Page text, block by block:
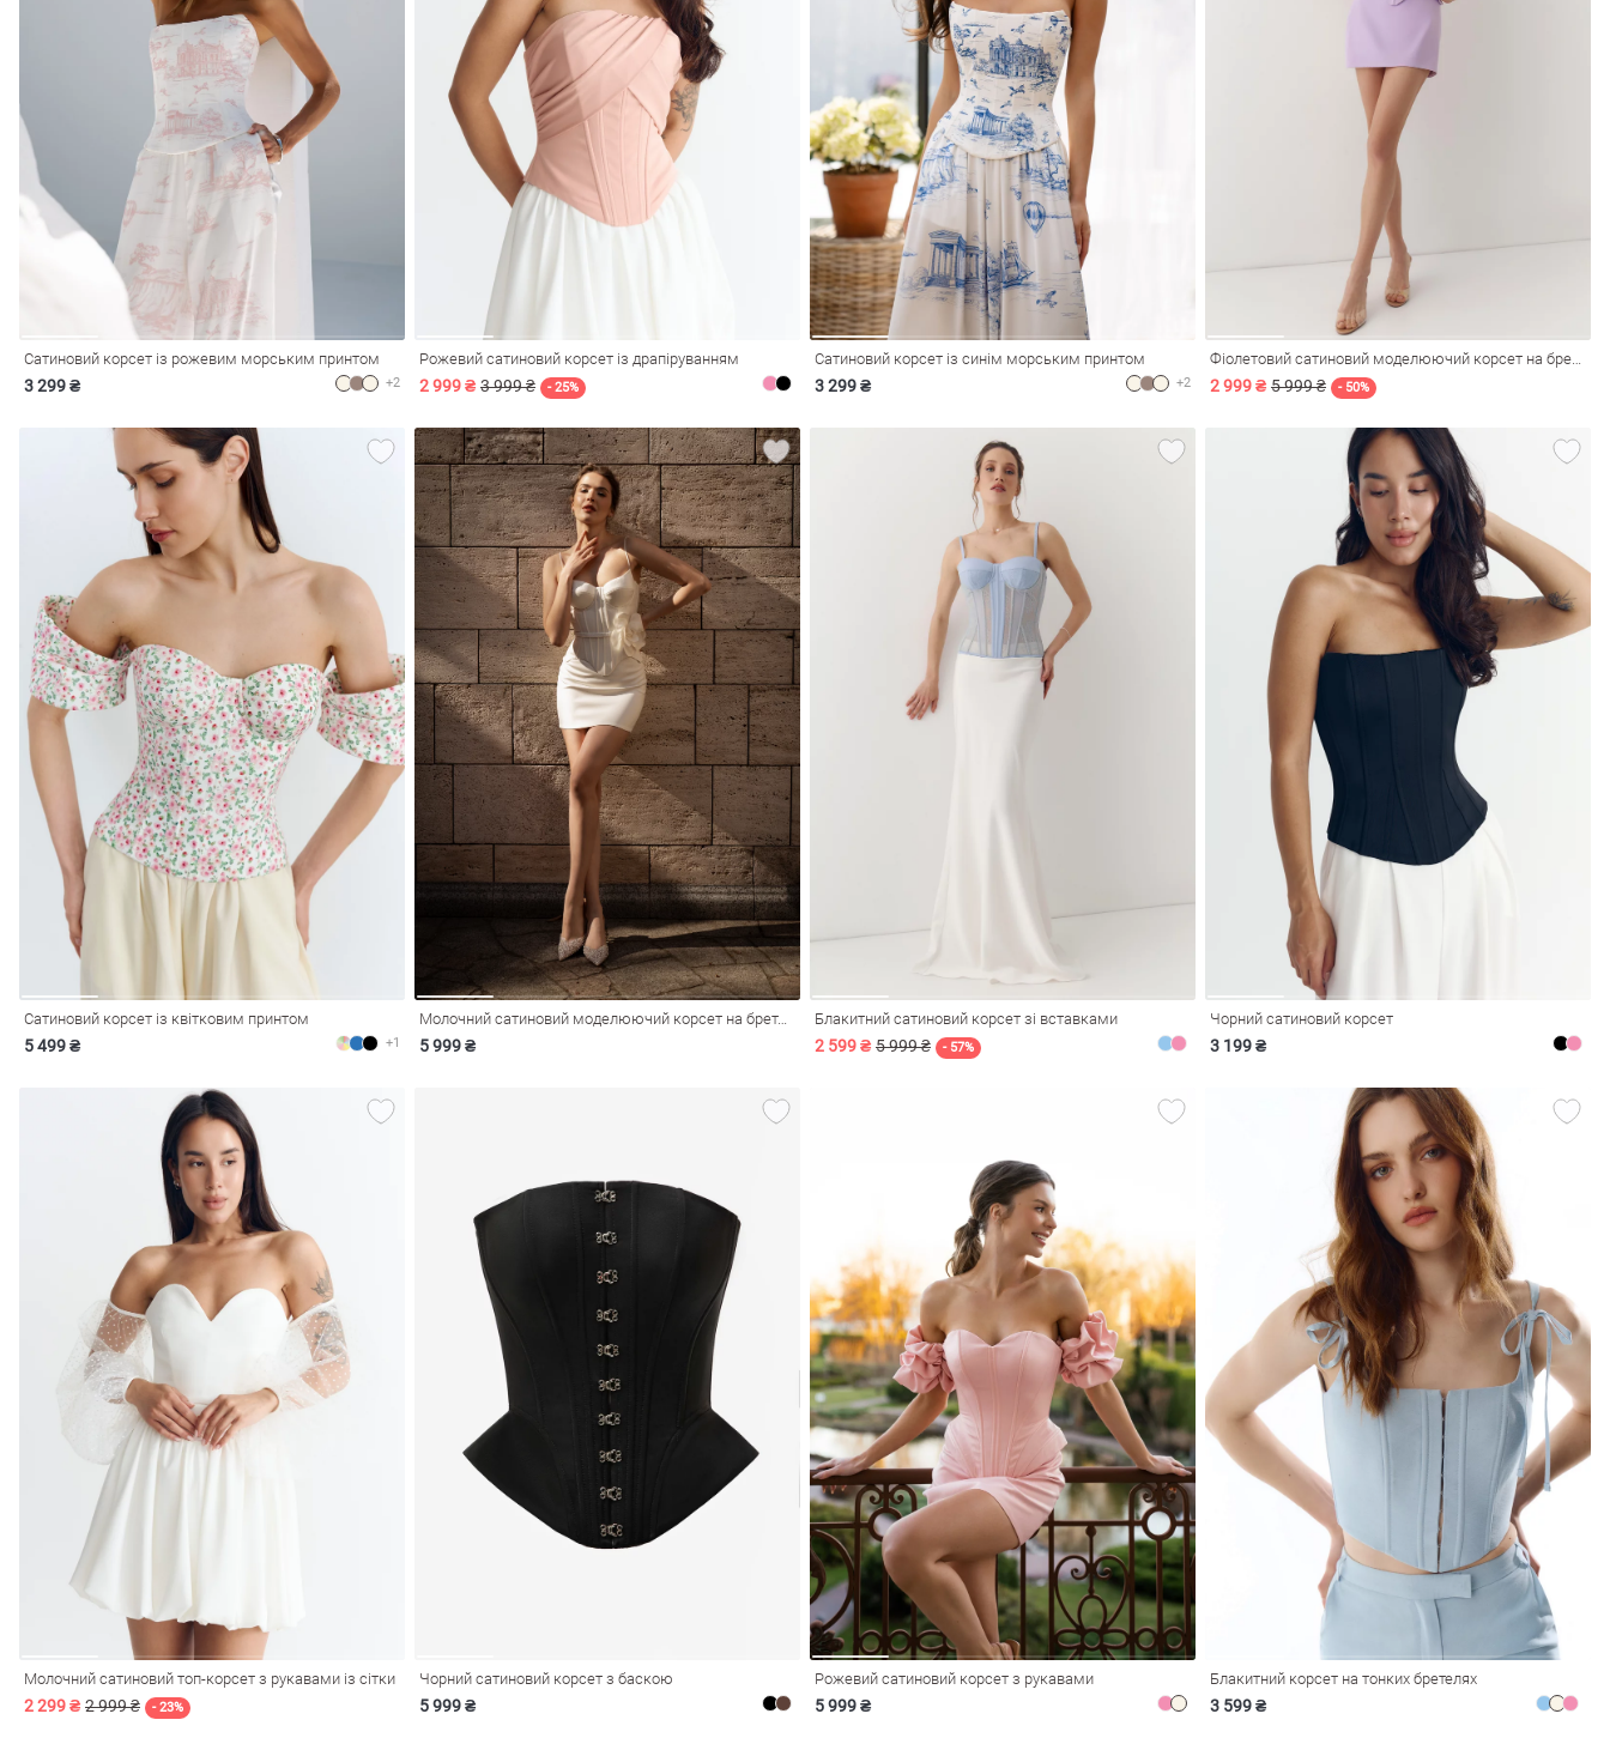
Косметика
Сатиновий корсет із рожевим морським принтом
3 299 ₴ +2
Рожевий сатиновий корсет із драпіруванням
2 999 ₴ 3 999 ₴ - 25%
Сатиновий корсет із синім морським принтом
3 299 ₴ +2
Фіолетовий сатиновий моделюючий корсет на бретелях
2 999 ₴ 5 999 ₴ - 50%
Сатиновий корсет із квітковим принтом
5 499 ₴ +1
Молочний сатиновий моделюючий корсет на бретелях
5 999 ₴
Блакитний сатиновий корсет зі вставками
2 599 ₴ 5 999 ₴ - 57%
Чорний сатиновий корсет
3 199 ₴
Молочний сатиновий топ-корсет з рукавами із сітки
2 299 ₴ 2 999 ₴ - 23%
Чорний сатиновий корсет з баскою
5 999 ₴
Рожевий сатиновий корсет з рукавами
5 999 ₴
Блакитний корсет на тонких бретелях
3 599 ₴